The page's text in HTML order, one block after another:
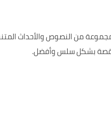
بشكل سلس وأفضل.